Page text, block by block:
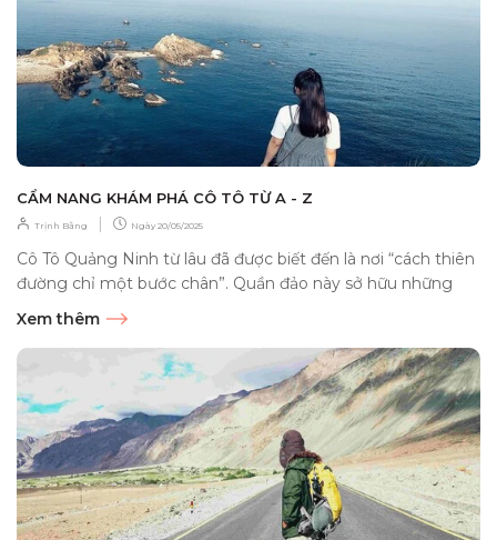
CẨM NANG KHÁM PHÁ CÔ TÔ TỪ A - Z
Trịnh Bằng | Ngày 20/05/2025
Cô Tô Quảng Ninh từ lâu đã được biết đến là nơi “cách thiên
đường chỉ một bước chân”. Quần đảo này sở hữu những
Xem thêm